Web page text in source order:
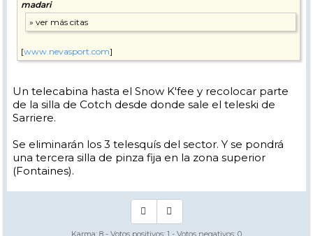
madari
[www.nevasport.com]
Un telecabina hasta el Snow K'fee y recolocar parte
de la silla de Cotch desde donde sale el teleski de
Sarriere.
Se eliminarán los 3 telesquís del sector. Y se pondrá
una tercera silla de pinza fija en la zona superior
(Fontaines).
Karma: 8 - Votos positivos: 1 - Votos negativos: 0